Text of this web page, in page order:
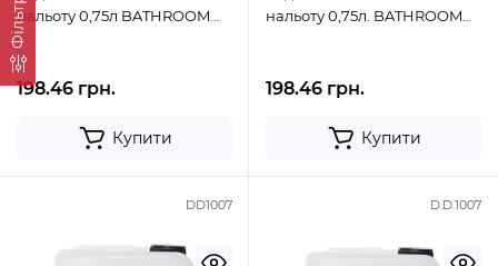
Фільтрнальоту 0,75л BATHROOM
SPEED
198.46 грн.
Купити
нальоту 0,75л. BATHROOM
198.46 грн.
Купити
DD1007 D.D.1007